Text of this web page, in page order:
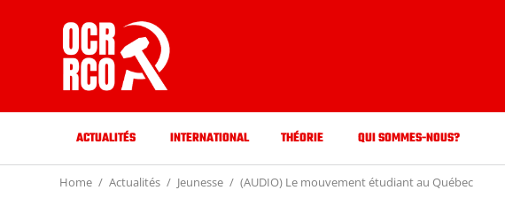
ACTUALITÉS INTERNATIONAL THÉORIE QUI SOMMES-NOUS?
Home Actualités Jeunesse (AUDIO) Le mouvement étudiant au Québec